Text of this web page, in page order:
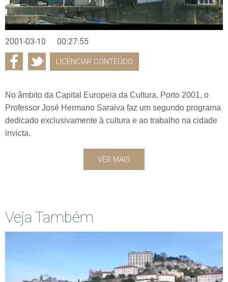
2001-03-10 00:27:55
LICENCIAR CONTEÚDO
No âmbito da Capital Europeia da Cultura, Porto 2001, o
Professor José Hermano Saraiva faz um segundo programa
dedicado exclusivamente à cultura e ao trabalho na cidade
invicta.
VER MAIS
Veja Também